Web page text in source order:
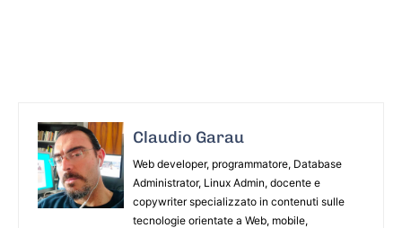
Claudio Garau
Web developer, programmatore, Database
Administrator, Linux Admin, docente e
copywriter specializzato in contenuti sulle
tecnologie orientate a Web, mobile,